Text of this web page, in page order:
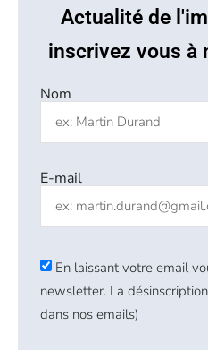
Actualité de
inscrivez vous à
Nom
E-mail
En laissant votre email
newsletter. La
dans nos emails)